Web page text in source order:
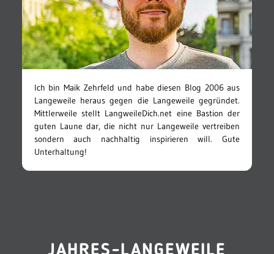
Ich bin Maik Zehrfeld und habe diesen Blog 2006 aus
Langeweile heraus gegen die Langeweile gegründet.
Mittlerweile stellt LangweileDich.net eine Bastion der
guten Laune dar, die nicht nur Langeweile vertreiben
sondern auch nachhaltig inspirieren will. Gute
Unterhaltung!